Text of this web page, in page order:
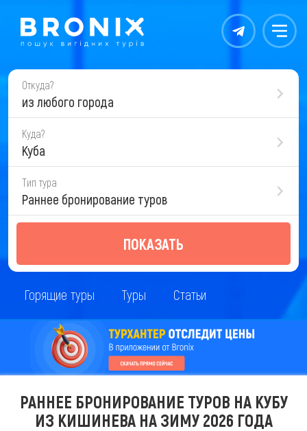
Контакты Меню
Откуда?
из любого города
Куда?
Куба
Тип тура
Раннее бронирование туров
ПОКАЗАТЬ
Горящие туры Туры Статьи
РАННЕЕ БРОНИРОВАНИЕ ТУРОВ НА КУБУ
ИЗ КИШИНЕВА НА ЗИМУ 2026 ГОДА